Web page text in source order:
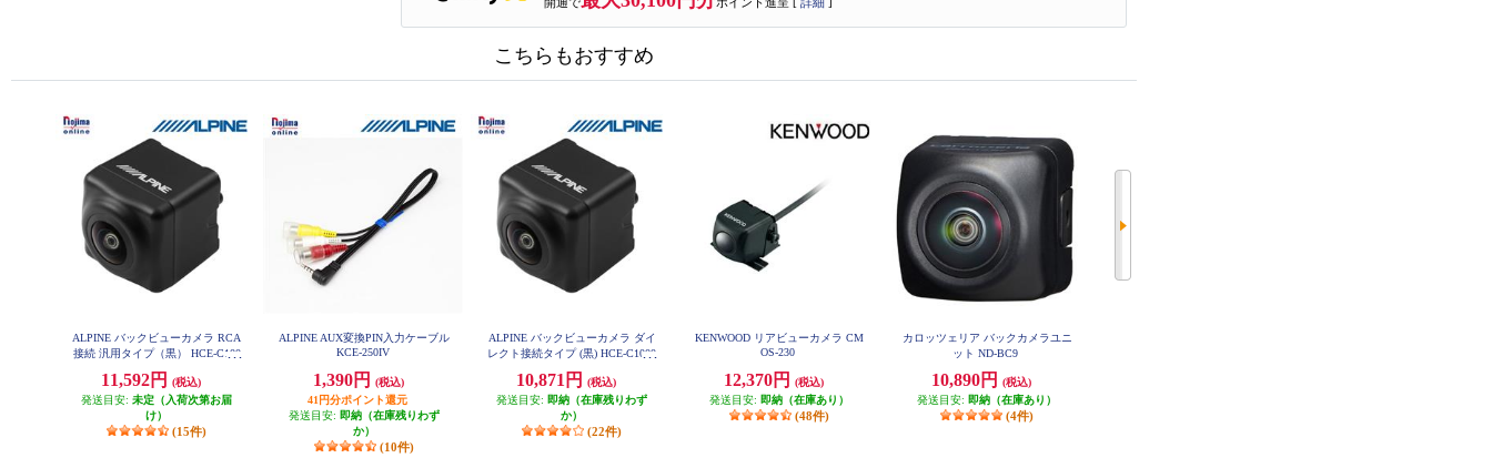
こちらもおすすめ
ALPINE バックビューカメラ RCA
接続 汎用タイプ（黒） HCE-C100
11,592円
(税込)
発送目安: 未定（入荷次第お届
け）
(15件)
ALPINE AUX変換PIN入力ケーブル
KCE-250IV
1,390円
(税込)
41円分ポイント還元
発送目安: 即納（在庫残りわず
か）
(10件)
ALPINE バックビューカメラ ダイ
レクト接続タイプ (黒) HCE-C1000
10,871円
(税込)
発送目安: 即納（在庫残りわず
か）
(22件)
KENWOOD リアビューカメラ CM
OS-230
12,370円
(税込)
発送目安: 即納（在庫あり）
(48件)
カロッツェリア バックカメラユニ
ット ND-BC9
10,890円
(税込)
発送目安: 即納（在庫あり）
(4件)